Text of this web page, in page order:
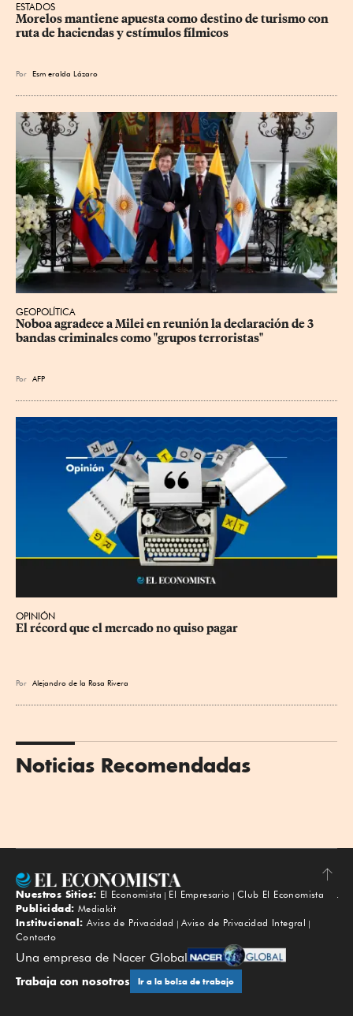
ESTADOS
Morelos mantiene apuesta como destino de turismo con
ruta de haciendas y estímulos fílmicos
Por Esm eralda Lázaro
GEOPOLÍTICA
Noboa agradece a Milei en reunión la declaración de 3
bandas criminales como "grupos terroristas"
Por AFP
OPINIÓN
El récord que el mercado no quiso pagar
Por Alejandro de la Rosa Rivera
Noticias Recomendadas
Subir
Nuestros Sitios: El Economista El Empresario
Club El Economista
Publicidad: Mediakit
Institucional: Aviso de Privacidad
Aviso de Privacidad Integral
Contacto
Una empresa de Nacer Global
Trabaja con nosotros Ir a la bolsa de trabajo